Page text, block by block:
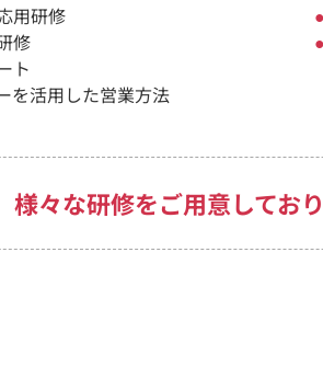
用研修
修
ト
を活用した営業方法
様々な研修をご用意しており